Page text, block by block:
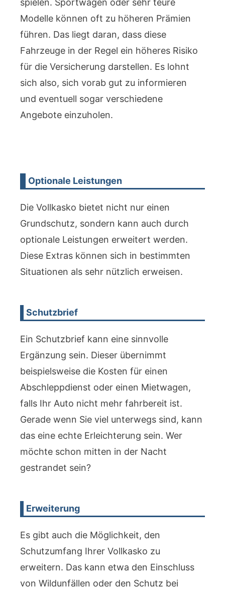
spielen. Sportwagen oder sehr teure
Modelle können oft zu höheren Prämien
führen. Das liegt daran, dass diese
Fahrzeuge in der Regel ein höheres Risiko
für die Versicherung darstellen. Es lohnt
sich also, sich vorab gut zu informieren
und eventuell sogar verschiedene
Angebote einzuholen.
Optionale Leistungen
Die Vollkasko bietet nicht nur einen
Grundschutz, sondern kann auch durch
optionale Leistungen erweitert werden.
Diese Extras können sich in bestimmten
Situationen als sehr nützlich erweisen.
Schutzbrief
Ein Schutzbrief kann eine sinnvolle
Ergänzung sein. Dieser übernimmt
beispielsweise die Kosten für einen
Abschleppdienst oder einen Mietwagen,
falls Ihr Auto nicht mehr fahrbereit ist.
Gerade wenn Sie viel unterwegs sind, kann
das eine echte Erleichterung sein. Wer
möchte schon mitten in der Nacht
gestrandet sein?
Erweiterung
Es gibt auch die Möglichkeit, den
Schutzumfang Ihrer Vollkasko zu
erweitern. Das kann etwa den Einschluss
von Wildunfällen oder den Schutz bei